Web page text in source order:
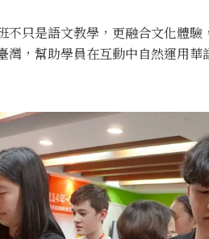
只是語文教學，更融合文化體驗
，幫助學員在互動中自然運用華